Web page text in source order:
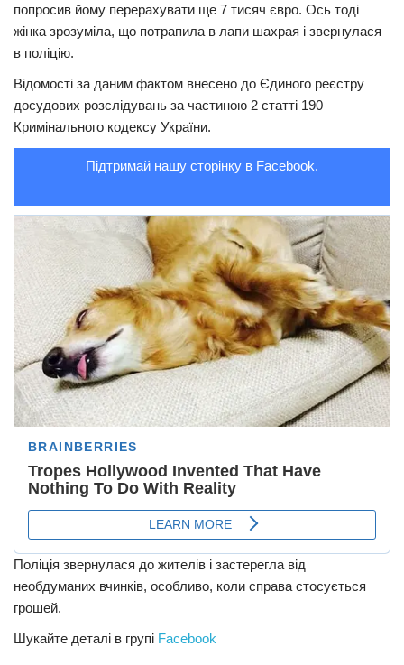
Шоу-біз
#Війна
попросив йому перерахувати ще 7 тисяч євро. Ось тоді
жінка зрозуміла, що потрапила в лапи шахрая і звернулася
в поліцію.
Відомості за даним фактом внесено до Єдиного реєстру
досудових розслідувань за частиною 2 статті 190
Кримінального кодексу України.
Підтримай нашу сторінку в Facebook.
Поліція звернулася до жителів і застерегла від
необдуманих вчинків, особливо, коли справа стосується
грошей.
Шукайте деталі в групі Facebook